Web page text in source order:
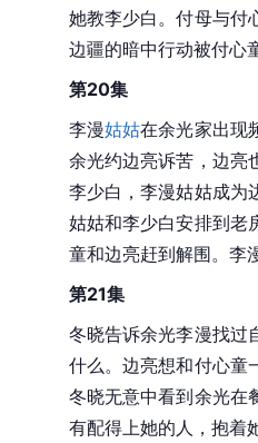
她教李少白。付母与付
边疆的暗中行动被付心
第20集
李漫姑姑在余光家出现
余光约边亮诉苦，边亮
李少白，李漫姑姑成为
姑姑和李少白安排到老
童和边亮赶到解围。李
第21集
冬晓告诉余光李漫找过
什么。边亮想和付心童
冬晓无意中看到余光在
有配得上她的人，抱着